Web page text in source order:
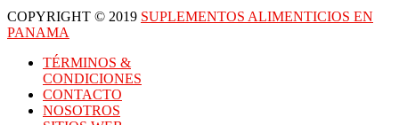
COPYRIGHT © 2019 SUPLEMENTOS ALIMENTICIOS EN
PANAMA
TÉRMINOS &
CONDICIONES
CONTACTO
NOSOTROS